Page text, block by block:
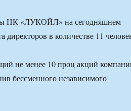
«ЛУКОЙЛ» на сегодняшнем
директоров в количестве 11
не менее 10 проц акций
бессменного независимого